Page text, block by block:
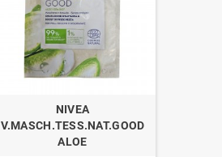
NIVEA
V.MASCH.TESS.NAT.GOOD
ALOE